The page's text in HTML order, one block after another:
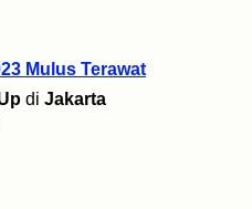
Mulus Terawat
di Jakarta